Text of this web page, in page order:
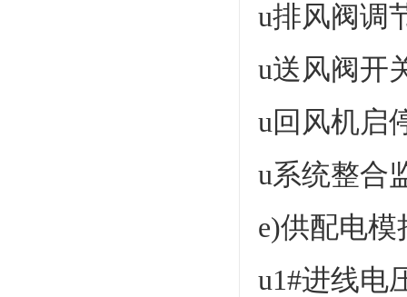
u排风阀调
u送风阀开
u回风机启
u系统整合
e)供配电
u1#进线电